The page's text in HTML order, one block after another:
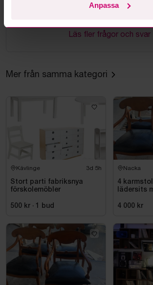
Anpassa
Kan ni frakta mina vunna objekt?
Läs fler frågor och svar
Mer från samma kategori
Kävlinge 3d 5h
Stort parti fabriksnya
förskolemöbler
500 kr · bud
Nacka
4
lädersits
4 000 kr